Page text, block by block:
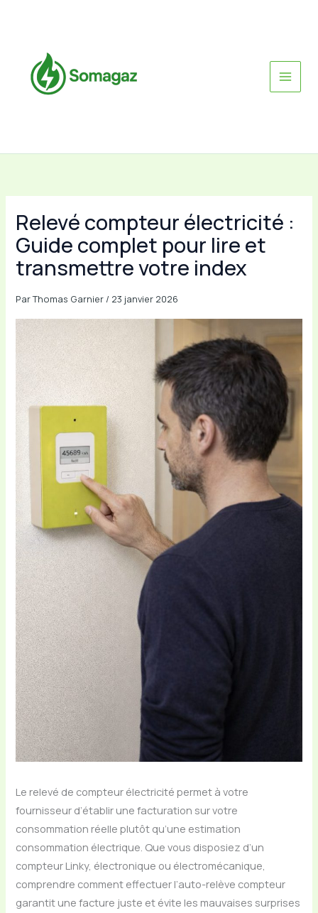
Relevé compteur électricité :
Guide complet pour lire et
transmettre votre index
ParThomas Garnier / 23 janvier 2026
Le relevé de compteur électricité permet à votre
fournisseur d’établir une facturation sur votre
consommation réelle plutôt qu’une estimation
consommation électrique. Que vous disposiez d’un
compteur Linky, électronique ou électromécanique,
comprendre comment effectuer l’auto-relève compteur
garantit une facture juste et évite les mauvaises surprises